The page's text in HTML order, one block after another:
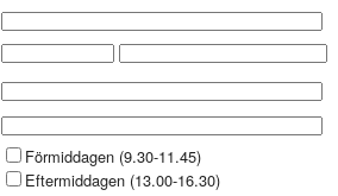
Förmiddagen (9.30-11.45)
Eftermiddagen (13.00-16.30)